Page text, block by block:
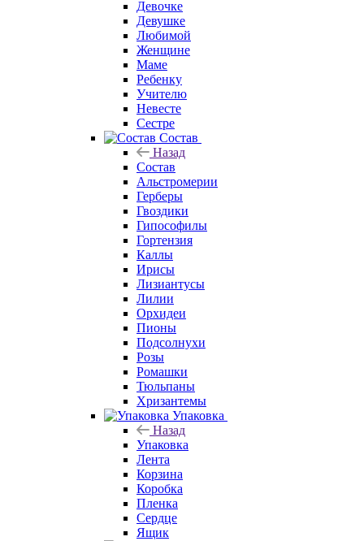
Девочке
Девушке
Любимой
Женщине
Маме
Ребенку
Учителю
Невесте
Сестре
Состав
Назад
Состав
Альстромерии
Герберы
Гвоздики
Гипософилы
Гортензия
Каллы
Ирисы
Лизиантусы
Лилии
Орхидеи
Пионы
Подсолнухи
Розы
Ромашки
Тюльпаны
Хризантемы
Упаковка
Назад
Упаковка
Лента
Корзина
Коробка
Пленка
Сердце
Ящик